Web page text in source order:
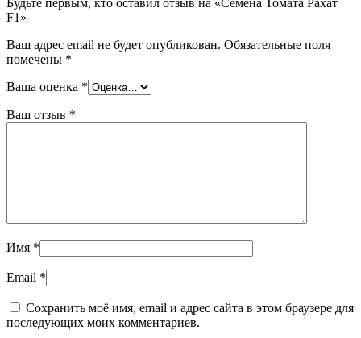
Будьте первым, кто оставил отзыв на «Семена Томата Рахат
F1»
Ваш адрес email не будет опубликован. Обязательные поля
помечены *
Ваша оценка *
Ваш отзыв *
Имя *
Email *
Сохранить моё имя, email и адрес сайта в этом браузере для
последующих моих комментариев.